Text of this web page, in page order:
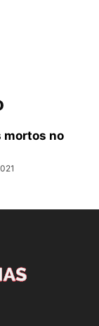
mortos no